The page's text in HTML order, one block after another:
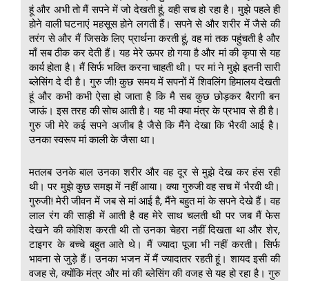
हूं और अभी तो मैं सपने में जो देखती हूं, वही सच हो रहा है। मुझे पहले ही
होने वाली घटनाएं महसूस होने लगती हैं। सपने से और शरीर में जैसे की
तरंग से और मैं जिसके लिए प्रार्थना करती हूं, वह मां तक पहुंचती है और
माँ सब ठीक कर देती हैं। यह मेरे ऊपर हो गया है और मां की कृपा से यह
कार्य होता है। मैं सिर्फ भक्ति करना चाहती थी। पर मां ने मुझे इतनी सारी
ब्लेसिंग दे दी है। गुरु जी! कुछ समय में सपनों में शिवलिंग हिमालय देखती
हूं और कभी कभी ऐसा हो जाता है कि मै सब कुछ छोड़कर बैरागी बन
जाऊं। इस तरह की सोच आती है। यह भी क्या मंत्र के प्रभाव से ही है।
गुरु जी मेरे कई सपने अजीब है जैसे कि मैंने देखा कि भैरवी आई है।
उनका स्वरूप मां काली के जैसा था।
मतलब उनके बाल उनका शरीर और वह दूर से मुझे देख कर हंस रही
थी। पर मुझे कुछ समझ में नहीं आया। क्या गुरुजी वह सच में भैरवी थी।
गुरुजी! मेरी जीवन में जब से मां आई है, मैंने बहुत मां के सपने देखे हैं। वह
लाल रंग की साड़ी में आती है वह मेरे साथ चलती थी पर जब मैं फेस
देखने की कोशिश करती थी तो उनका चेहरा नहीं दिखता था और शेर,
टाइगर के बच्चे बहुत आते थे। मैं ज्यादा पूजा भी नहीं करती। सिर्फ
भावना से जुड़े हैं। उनका भजन में मैं ज्यादातर रहती हूं। शायद इसी की
वजह से, क्योंकि मंत्र और मां की ब्लेसिंग की वजह से यह हो रहा है। गुरु